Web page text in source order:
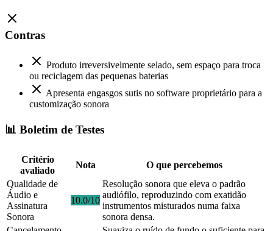
Contras
Produto irreversivelmente selado, sem espaço para troca
ou reciclagem das pequenas baterias
Apresenta engasgos sutis no software proprietário para a
customização sonora
📊 Boletim de Testes
Critério
avaliado
Nota
O que percebemos
Qualidade de
Áudio e
Assinatura
Sonora
10.0/10
Resolução sonora que eleva o padrão
audiófilo, reproduzindo com exatidão
instrumentos misturados numa faixa
sonora densa.